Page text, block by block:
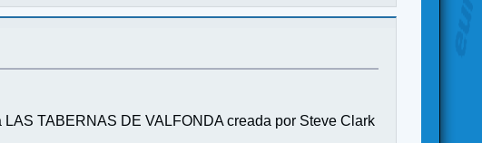
TABERNAS DE VALFONDA creada por Steve Clark